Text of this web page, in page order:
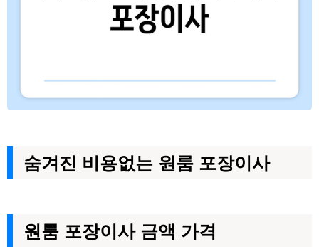
숨겨진 비용없는 원룸 포장이사
원룸 포장이사 금액 가격